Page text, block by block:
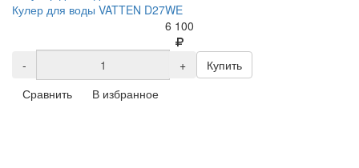
Кулер для воды VATTEN D27WE
6 100
- +
Купить
Сравнить
В избранное